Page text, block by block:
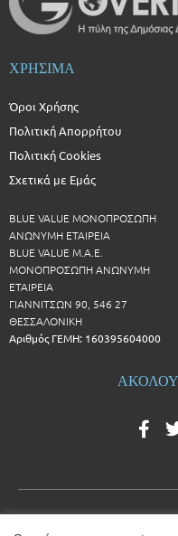
ΧΡΗΣΙΜΑ
Όροι Χρήσης
Πολιτική Απορρήτου
Πολιτική Cookies
Σχετικά με Εμάς
BLUE VALUE ΜΟΝΟΠΡΟΣΩΠΗ
ΑΝΩΝΥΜΗ ΕΤΑΙΡΕΙΑ
BLUE VALUE Μ.Α.Ε.
ΜΟΝΟΠΡΟΣΩΠΗ ΑΝΩΝΥΜΗ
ΕΤΑΙΡΕΙΑ
ΓΙΑΝΝΙΤΣΩΝ 90, 546 27
ΘΕΣΣΑΛΟΝΙΚΗ
Αριθμός ΓΕΜΗ: 160395604000